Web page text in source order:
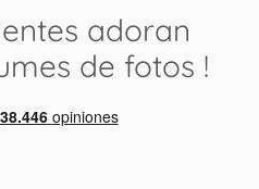
adoran
de fotos !